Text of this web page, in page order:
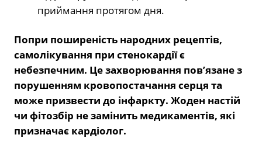
приймання протягом дня.
Попри поширеність народних рецептів,
самолікування при стенокардії є
небезпечним. Це захворювання пов’язане з
порушенням кровопостачання серця та
може призвести до інфаркту. Жоден настій
чи фітозбір не замінить медикаментів, які
призначає кардіолог.